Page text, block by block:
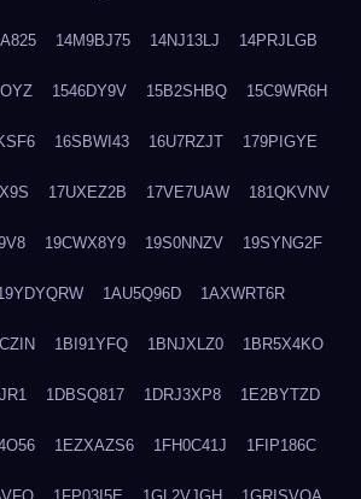
14M9BJ75 14NJ13LJ 14PRJLGB
1546DY9V 15B2SHBQ 15C9WR6H
16SBWI43 16U7RZJT 179PIGYE
17UXEZ2B 17VE7UAW 181QKVNV
19CWX8Y9 19S0NNZV 19SYNG2F
1AU5Q96D 1AXWRT6R
1BI91YFQ 1BNJXLZ0 1BR5X4KO
1DBSQ817 1DRJ3XP8 1E2BYTZD
1EZXAZS6 1FH0C41J 1FIP186C